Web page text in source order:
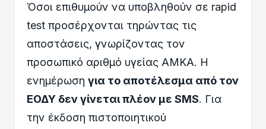
Όσοι επιθυμούν να υποβληθούν σε rapid
test προσέρχονται τηρώντας τις
αποστάσεις, γνωρίζοντας τον
προσωπικό αριθμό υγείας ΑΜΚΑ. Η
ενημέρωση για το αποτέλεσμα από τον
ΕΟΔΥ δεν γίνεται πλέον με SMS. Για
την έκδοση πιστοποιητικού